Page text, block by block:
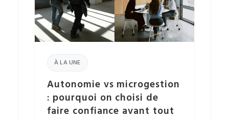
À LA UNE
Autonomie vs microgestion
: pourquoi on choisi de
faire confiance avant tout